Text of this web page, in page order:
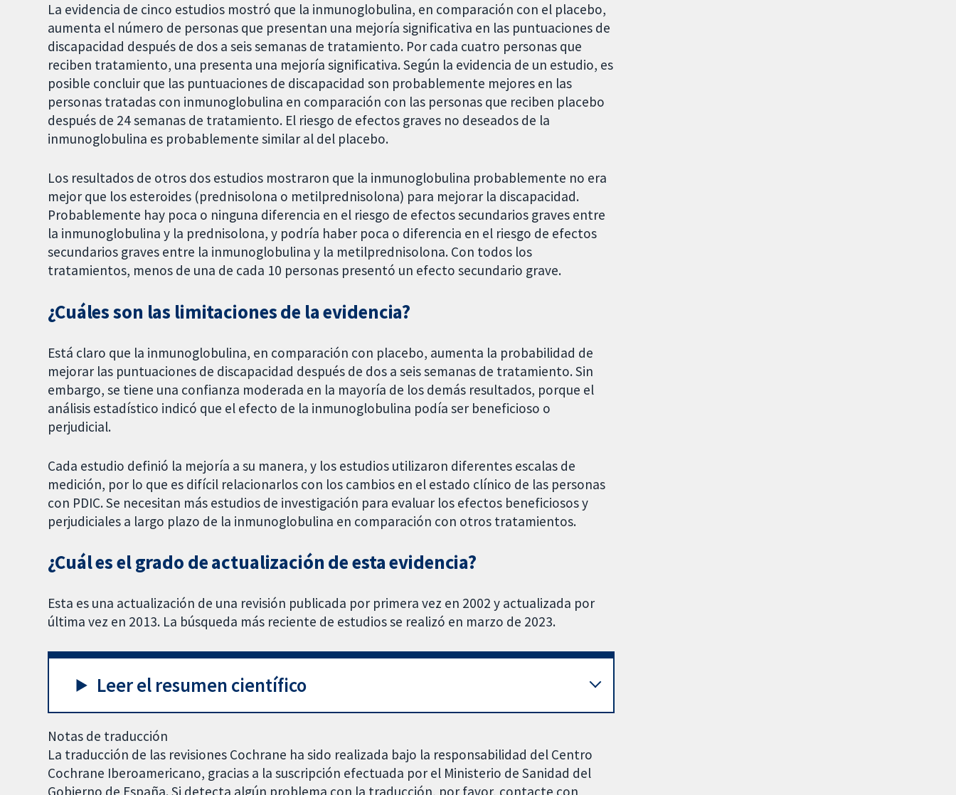
La evidencia de cinco estudios mostró que la inmunoglobulina, en comparación con el placebo,
aumenta el número de personas que presentan una mejoría significativa en las puntuaciones de
discapacidad después de dos a seis semanas de tratamiento. Por cada cuatro personas que
reciben tratamiento, una presenta una mejoría significativa. Según la evidencia de un estudio, es
posible concluir que las puntuaciones de discapacidad son probablemente mejores en las
personas tratadas con inmunoglobulina en comparación con las personas que reciben placebo
después de 24 semanas de tratamiento. El riesgo de efectos graves no deseados de la
inmunoglobulina es probablemente similar al del placebo.
Los resultados de otros dos estudios mostraron que la inmunoglobulina probablemente no era
mejor que los esteroides (prednisolona o metilprednisolona) para mejorar la discapacidad.
Probablemente hay poca o ninguna diferencia en el riesgo de efectos secundarios graves entre
la inmunoglobulina y la prednisolona, y podría haber poca o diferencia en el riesgo de efectos
secundarios graves entre la inmunoglobulina y la metilprednisolona. Con todos los
tratamientos, menos de una de cada 10 personas presentó un efecto secundario grave.
¿Cuáles son las limitaciones de la evidencia?
Está claro que la inmunoglobulina, en comparación con placebo, aumenta la probabilidad de
mejorar las puntuaciones de discapacidad después de dos a seis semanas de tratamiento. Sin
embargo, se tiene una confianza moderada en la mayoría de los demás resultados, porque el
análisis estadístico indicó que el efecto de la inmunoglobulina podía ser beneficioso o
perjudicial.
Cada estudio definió la mejoría a su manera, y los estudios utilizaron diferentes escalas de
medición, por lo que es difícil relacionarlos con los cambios en el estado clínico de las personas
con PDIC. Se necesitan más estudios de investigación para evaluar los efectos beneficiosos y
perjudiciales a largo plazo de la inmunoglobulina en comparación con otros tratamientos.
¿Cuál es el grado de actualización de esta evidencia?
Esta es una actualización de una revisión publicada por primera vez en 2002 y actualizada por
última vez en 2013. La búsqueda más reciente de estudios se realizó en marzo de 2023.
Leer el resumen científico
Notas de traducción
La traducción de las revisiones Cochrane ha sido realizada bajo la responsabilidad del Centro
Cochrane Iberoamericano, gracias a la suscripción efectuada por el Ministerio de Sanidad del
Gobierno de España. Si detecta algún problema con la traducción, por favor, contacte con